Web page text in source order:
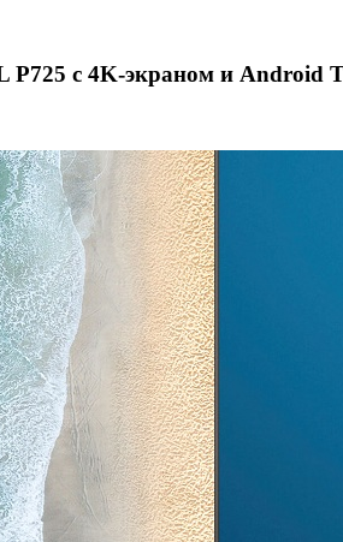
P725 с 4K-экраном и Android